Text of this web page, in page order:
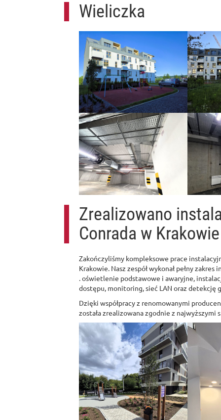
Wieliczka
Zrealizowano
Conrada w Krakowie
Zakończyliśmy kompleksowe prace
Krakowie. Nasz zespół wykonał pełny
. oświetlenie podstawowe i awaryjne,
dostępu, monitoring, sieć LAN oraz detekcję
Dzięki współpracy z renomowanymi
została zrealizowana zgodnie z